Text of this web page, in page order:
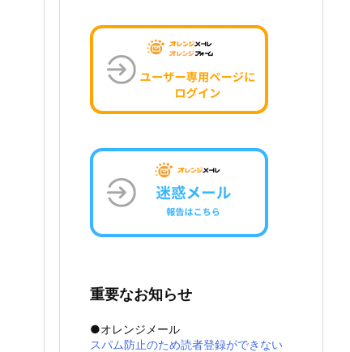
重要なお知らせ
●オレンジメール
スパム防止のため読者登録ができない